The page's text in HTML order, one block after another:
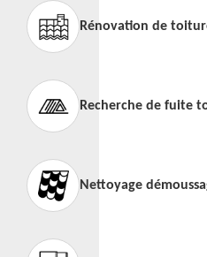
Rénovation de
Recherche de fuite
Nettoyage